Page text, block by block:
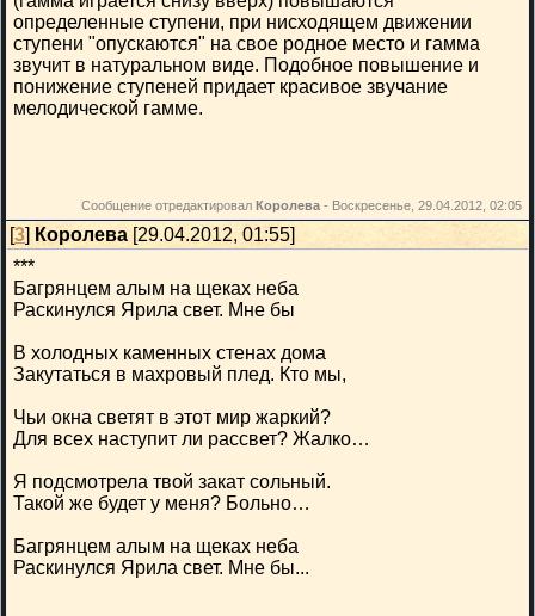
определенные ступени, при нисходящем движении
ступени "опускаются" на свое родное место и гамма
звучит в натуральном виде. Подобное повышение и
понижение ступеней придает красивое звучание
мелодической гамме.
Сообщение отредактировал Королева - Воскресенье, 29.04.2012, 02:05
[3] Королева [29.04.2012, 01:55]
***
Багрянцем алым на щеках неба
Раскинулся Ярила свет. Мне бы
В холодных каменных стенах дома
Закутаться в махровый плед. Кто мы,
Чьи окна светят в этот мир жаркий?
Для всех наступит ли рассвет? Жалко…
Я подсмотрела твой закат сольный.
Такой же будет у меня? Больно…
Багрянцем алым на щеках неба
Раскинулся Ярила свет. Мне бы...